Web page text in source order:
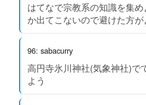
はてなで宗教系の知識を集
か出てこないので避けた方が
96: sabacurry
高円寺氷川神社(気象神社)で
よう